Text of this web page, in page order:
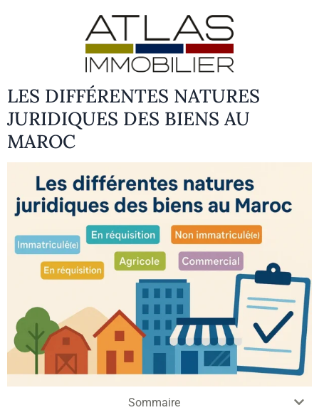
LES DIFFÉRENTES NATURES
JURIDIQUES DES BIENS AU
MAROC
Sommaire